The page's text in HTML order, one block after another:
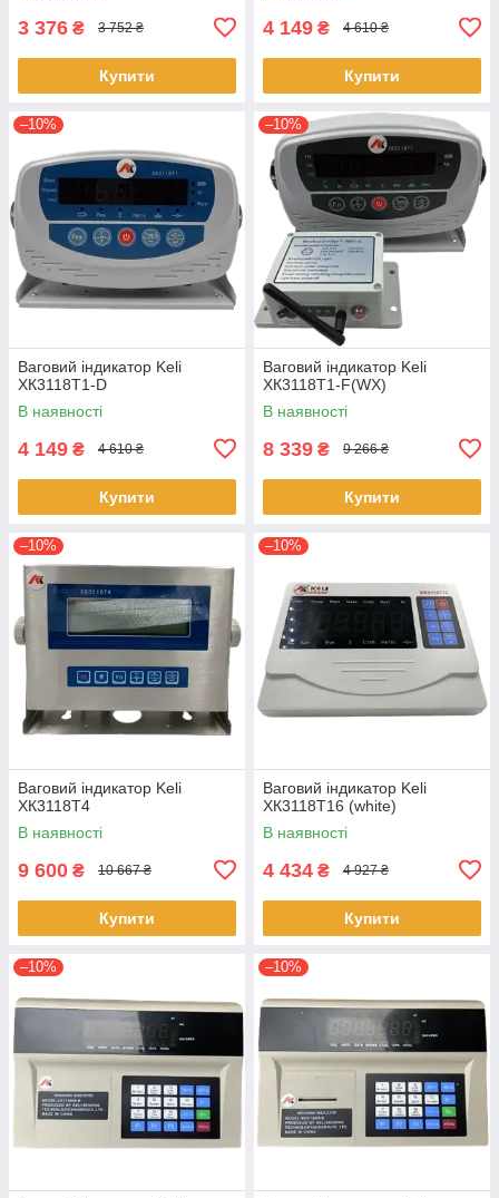
3 376 ₴ 3 752 ₴
Купити
4 149 ₴ 4 610 ₴
Купити
–10%
Ваговий індикатор Keli
ХК3118Т1-D
В наявності
4 149 ₴ 4 610 ₴
Купити
–10%
Ваговий індикатор Keli
ХК3118Т1-F(WX)
В наявності
8 339 ₴ 9 266 ₴
Купити
–10%
Ваговий індикатор Keli
ХК3118Т4
В наявності
9 600 ₴ 10 667 ₴
Купити
–10%
Ваговий індикатор Keli
ХК3118Т16 (white)
В наявності
4 434 ₴ 4 927 ₴
Купити
–10% –10%